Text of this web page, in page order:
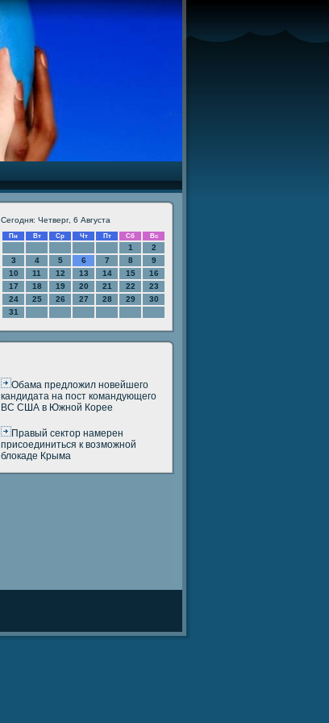
Сегодня: Четверг, 6 Августа
Пн Вт Ср Чт Пт Сб Вс
1
2
3
4 5 6 7 8
9
10
11 12 13 14 15
16
17
18 19 20 21 22
23
24
25 26 27 28 29
30
31
Обама предложил новейшего
кандидата на пост командующего
ВС США в Южной Корее
Правый сектор намерен
присоединиться к возможной
блокаде Крыма